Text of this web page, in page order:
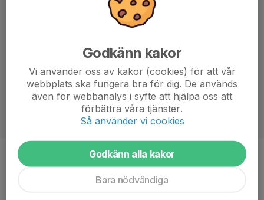
Ålder
Godkänn kakor
Vi använder oss av kakor (cookies) för att vår
webbplats ska fungera bra för dig. De används
även för webbanalys i syfte att hjälpa oss att
förbättra våra tjänster.
Så använder vi cookies
Godkänn alla kakor
Bara nödvändiga